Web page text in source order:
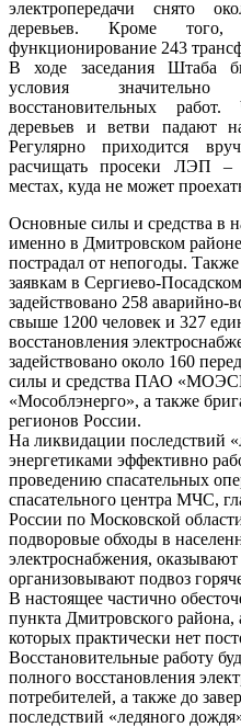
электропередачи снято
деревьев. Кроме того,
функционирование 243
В ходе заседания Штаба
условия
восстановительных
деревьев и ветви падают
Регулярно приходится
расчищать просеки ЛЭП –
местах, куда не может
Основные силы и средства в
именно в Дмитровском
пострадал от непогоды.
заявкам в Сергиево-
задействовано 258 аварийно-
свыше 1200 человек и 327
восстановления
задействовано около 160
силы и средства ПАО
«Мособлэнерго», а также
регионов России.
На ликвидации последствий
энергетиками эффективно
проведению спасательных
спасательного центра МЧС,
России по Московской
подворовые обходы в
электроснабжения,
организовывают подвоз
В настоящее частично
пункта Дмитровского района,
которых практически нет
Восстановительные работу
полного восстановления
потребителей, а также до
последствий «ледяного